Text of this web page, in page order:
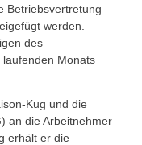
Betriebsvertretung
werden.
des
Monats
Kug und die
an die Arbeitnehmer
erhält er die